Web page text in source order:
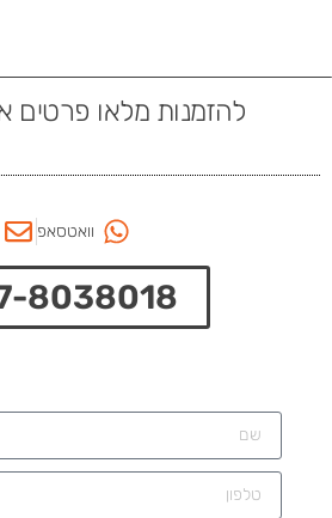
להזמנות מלאו פרטים
וואטסאפ
8038018